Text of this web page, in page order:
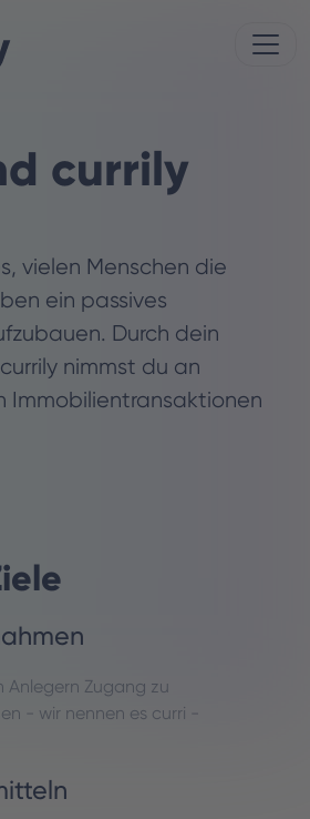
currily
vielen Menschen die
ein passives
Durch dein
nimmst du an
Immobilientransaktionen
Anlegern Zugang zu
- wir nennen es curri -